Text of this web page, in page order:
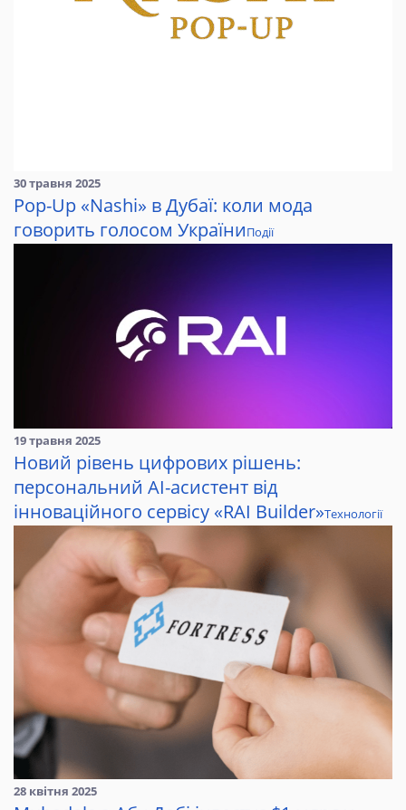
30 травня 2025
Pop-Up «Nashi» в Дубаї: коли мода
говорить голосом УкраїниПодії
19 травня 2025
Новий рівень цифрових рішень:
персональний AI-асистент від
інноваційного сервісу «RAI Builder»Технології
28 квітня 2025